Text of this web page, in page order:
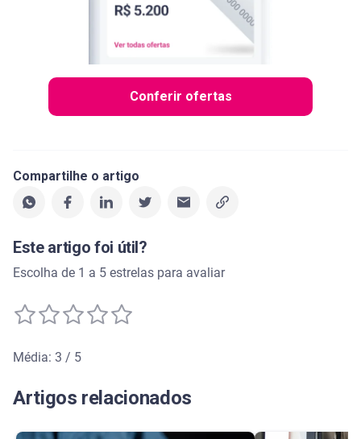
Conferir ofertas
Compartilhe o artigo
Este artigo foi útil?
Escolha de 1 a 5 estrelas para avaliar
Média: 3 / 5
Artigos relacionados